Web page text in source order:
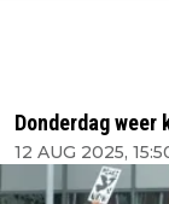
Donderdag
12 AUG 2025,